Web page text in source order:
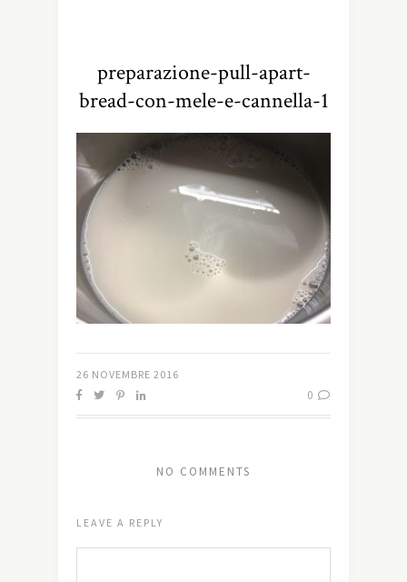
preparazione-pull-apart-
bread-con-mele-e-cannella-1
26 NOVEMBRE 2016
0
NO COMMENTS
LEAVE A REPLY